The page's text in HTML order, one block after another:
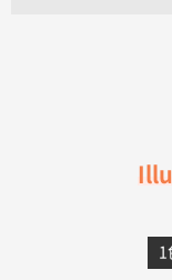
柳さんの対
フレキソレ
2026年06月28
千葉県A社様
1